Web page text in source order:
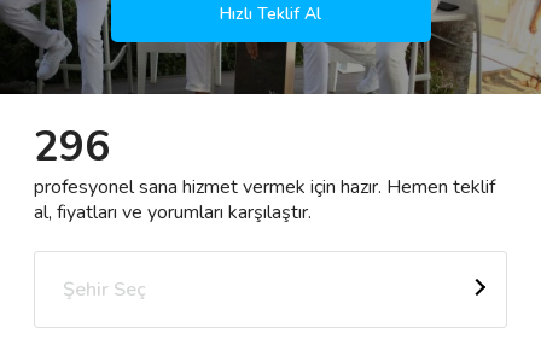
Kategoriler
🎈 Biz Kimiz?
🧐 Nasıl Çalışır?
Destek
Hızlı Teklif Al
296
profesyonel sana hizmet vermek için hazır. Hemen teklif
al, fiyatları ve yorumları karşılaştır.
Şehir Seç